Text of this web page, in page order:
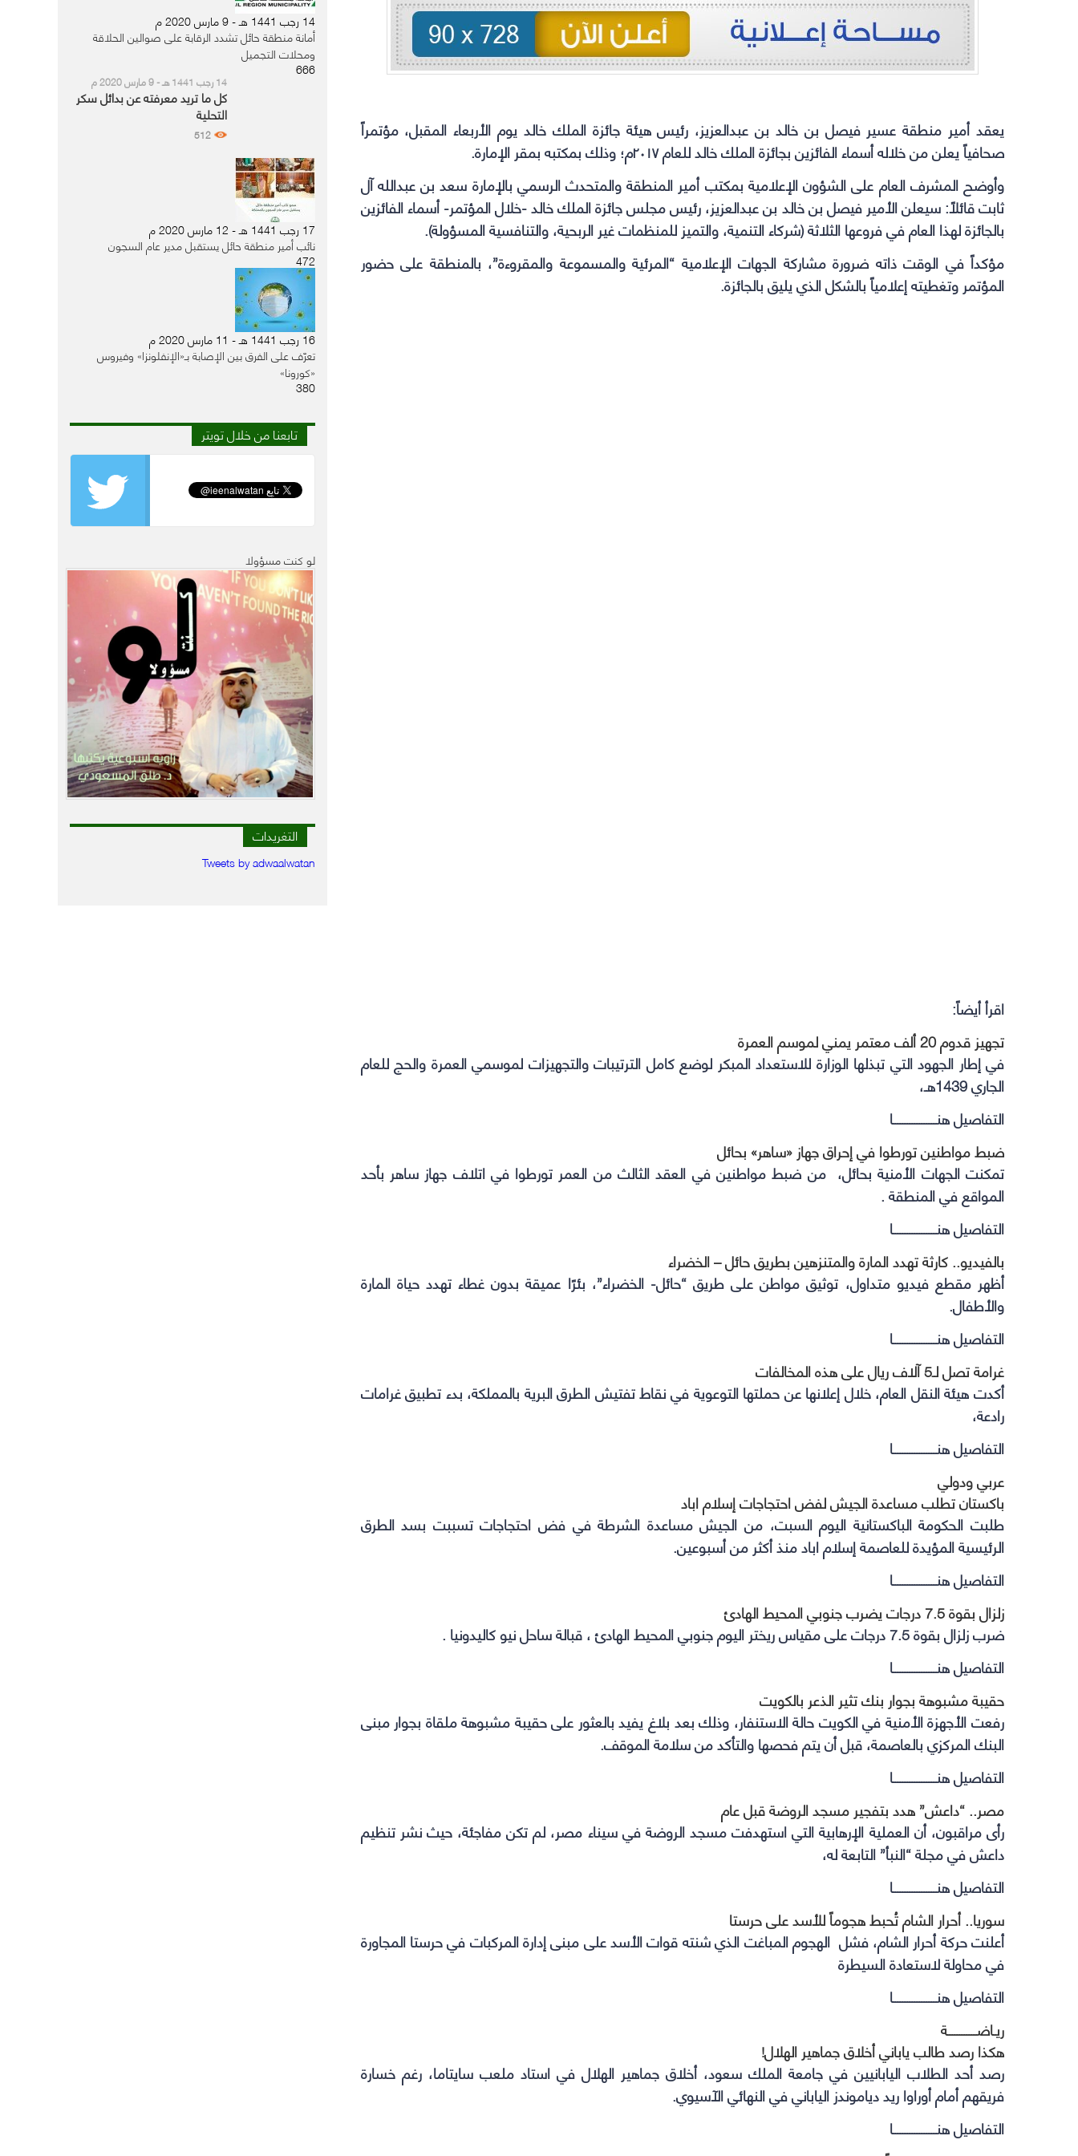
يعقد أمير منطقة عسير فيصل بن خالد بن عبدالعزيز، رئيس هيئة جائزة الملك خالد يوم الأربعاء المقبل، مؤتمراً
صحافياً يعلن من خلاله أسماء الفائزين بجائزة الملك خالد للعام ٢٠١٧م؛ وذلك بمكتبه بمقر الإمارة.
وأوضح المشرف العام على الشؤون الإعلامية بمكتب أمير المنطقة والمتحدث الرسمي بالإمارة سعد بن عبدالله آل
ثابت قائلاً: سيعلن الأمير فيصل بن خالد بن عبدالعزيز، رئيس مجلس جائزة الملك خالد -خلال المؤتمر- أسماء الفائزين
بالجائزة لهذا العام في فروعها الثلاثة (شركاء التنمية، والتميز للمنظمات غير الربحية، والتنافسية المسؤولة).
مؤكداً في الوقت ذاته ضرورة مشاركة الجهات الإعلامية “المرئية والمسموعة والمقروءة”، بالمنطقة على حضور
المؤتمر وتغطيته إعلامياً بالشكل الذي يليق بالجائزة.
اقرأ أيضاً:
تجهيز قدوم 20 ألف معتمر يمني لموسم العمرة
في إطار الجهود التي تبذلها الوزارة للاستعداد المبكر لوضع كامل الترتيبات والتجهيزات لموسمي العمرة والحج للعام
الجاري 1439هـ،
التفاصيل هنــــــــــــــــــا
ضبط مواطنين تورطوا في إحراق جهاز «ساهر» بحائل
تمكنت الجهات الأمنية بحائل، من ضبط مواطنين في العقد الثالث من العمر تورطوا في اتلاف جهاز ساهر بأحد
المواقع في المنطقة .
التفاصيل هنــــــــــــــــــا
بالفيديو.. كارثة تهدد المارة والمتنزهين بطريق حائل – الخضراء
أظهر مقطع فيديو متداول، توثيق مواطن على طريق “حائل- الخضراء”، بئرًا عميقة بدون غطاء تهدد حياة المارة
والأطفال.
التفاصيل هنــــــــــــــــــا
غرامة تصل لـ5 آلاف ريال على هذه المخالفات
أكدت هيئة النقل العام، خلال إعلانها عن حملتها التوعوية في نقاط تفتيش الطرق البرية بالمملكة، بدء تطبيق غرامات
رادعة،
التفاصيل هنــــــــــــــــــا
عربي ودولي
باكستان تطلب مساعدة الجيش لفض احتجاجات إسلام اباد
طلبت الحكومة الباكستانية اليوم السبت، من الجيش مساعدة الشرطة في فض احتجاجات تسببت بسد الطرق
الرئيسية المؤيدة للعاصمة إسلام اباد منذ أكثر من أسبوعين.
التفاصيل هنــــــــــــــــــا
زلزال بقوة 7.5 درجات يضرب جنوبي المحيط الهادئ
ضرب زلزال بقوة 7.5 درجات على مقياس ريختر اليوم جنوبي المحيط الهادئ ، قبالة ساحل نيو كاليدونيا .
التفاصيل هنــــــــــــــــــا
حقيبة مشبوهة بجوار بنك تثير الذعر بالكويت
رفعت الأجهزة الأمنية في الكويت حالة الاستنفار، وذلك بعد بلاغ يفيد بالعثور على حقيبة مشبوهة ملقاة بجوار مبنى
البنك المركزي بالعاصمة، قبل أن يتم فحصها والتأكد من سلامة الموقف.
التفاصيل هنــــــــــــــــــا
مصر.. “داعش” هدد بتفجير مسجد الروضة قبل عام
رأى مراقبون، أن العملية الإرهابية التي استهدفت مسجد الروضة في سيناء مصر، لم تكن مفاجئة، حيث نشر تنظيم
داعش في مجلة “النبأ” التابعة له،
التفاصيل هنــــــــــــــــــا
سوريا.. أحرار الشام تُحبط هجوماً للأسد على حرستا
أعلنت حركة أحرار الشام، فشل الهجوم المباغت الذي شنته قوات الأسد على مبنى إدارة المركبات في حرستا المجاورة
في محاولة لاستعادة السيطرة
التفاصيل هنــــــــــــــــــا
ريـاضــــــــــــة
هكذا رصد طالب ياباني أخلاق جماهير الهلال!
رصد أحد الطلاب اليابانيين في جامعة الملك سعود، أخلاق جماهير الهلال في استاد ملعب سايتاما، رغم خسارة
فريقهم أمام أوراوا ريد دياموندز الياباني في النهائي الآسيوي.
التفاصيل هنــــــــــــــــــا
in
new
window)
in
new
window)
in
new
window)
in
new
window)
14 رجب 1441 هـ - 9 مارس 2020 م
أمانة منطقة حائل تشدد الرقابة على صوالين الحلاقة
ومحلات التجميل
666
14 رجب 1441 هـ - 9 مارس 2020 م
كل ما تريد معرفته عن بدائل سكر
التحلية
512
17 رجب 1441 هـ - 12 مارس 2020 م
نائب أمير منطقة حائل يستقبل مدير عام السجون
472
16 رجب 1441 هـ - 11 مارس 2020 م
تعرّف على الفرق بين الإصابة بـ«الإنفلونزا» وفيروس
«كورونا»
380
تابعنا من خلال تويتر
لو كنت مسؤولا
التغريدات
Tweets by adwaalwatan